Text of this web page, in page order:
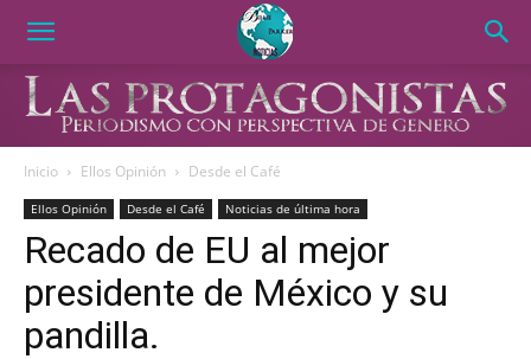
Inicio Ellos Opinión Desde el Café
Ellos Opinión Desde el Café Noticias de última hora
Recado de EU al mejor
presidente de México y su
pandilla.